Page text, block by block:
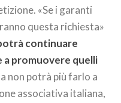
«Se i garanti
questa richiesta»
continuare
promuovere quelli
non potrà più farlo a
associativa italiana,